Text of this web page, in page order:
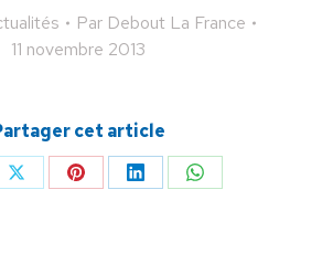
Par Debout La France
11 novembre 2013
cet article
PartagerPartagerPartagerPartager